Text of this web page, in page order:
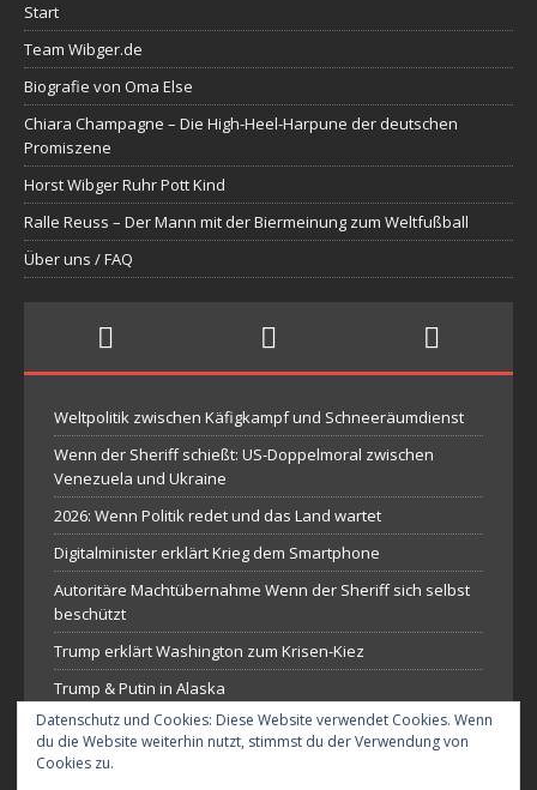
Datenschutz und Cookies: Diese Website verwendet Cookies. Wenn
du die Website weiterhin nutzt, stimmst du der Verwendung von
Cookies zu.
Start
Team Wibger.de
Biografie von Oma Else
Chiara Champagne – Die High-Heel-Harpune der deutschen
Promiszene
Horst Wibger Ruhr Pott Kind
Ralle Reuss – Der Mann mit der Biermeinung zum Weltfußball
Über uns / FAQ
Weltpolitik zwischen Käfigkampf und Schneeräumdienst
Wenn der Sheriff schießt: US-Doppelmoral zwischen
Venezuela und Ukraine
2026: Wenn Politik redet und das Land wartet
Digitalminister erklärt Krieg dem Smartphone
Autoritäre Machtübernahme Wenn der Sheriff sich selbst
beschützt
Trump erklärt Washington zum Krisen-Kiez
Trump & Putin in Alaska
Bundestag bestellt jetzt Chatbots
Erst Trallala – dann Trump haut wieder auf Zoll-Drums